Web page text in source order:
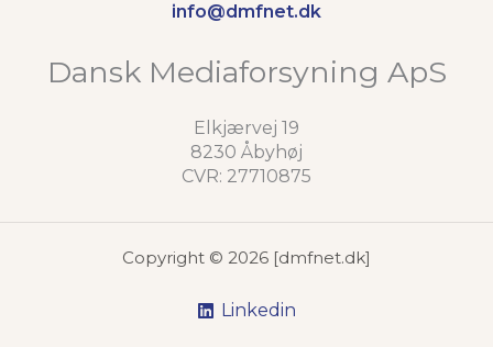
info@dmfnet.dk
Dansk Mediaforsyning ApS
Elkjærvej 19
8230 Åbyhøj
CVR: 27710875
Copyright © 2026 [dmfnet.dk]
Linkedin